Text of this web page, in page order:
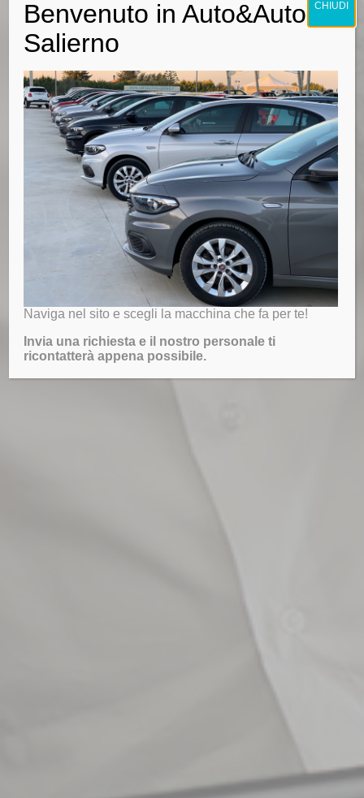
Benvenuto in Auto&Auto
Salierno
Naviga nel sito e scegli la macchina che fa per te!
Invia una richiesta e il nostro personale ti
ricontatterà appena possibile.
CHIUDI